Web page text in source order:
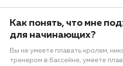
Как понять, что мне
для начинающих?
Вы не умеете плавать кролем,
тренером в бассейне, умеете